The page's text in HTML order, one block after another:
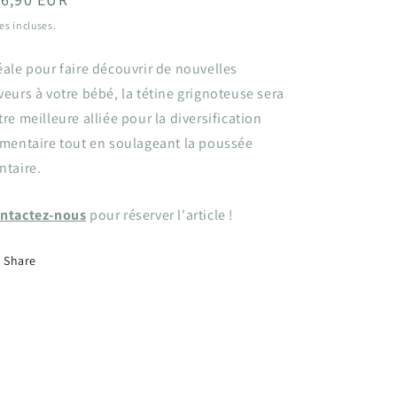
incluses.
pour faire découvrir de nouvelles
à votre bébé, la tétine grignoteuse sera
meilleure alliée pour la diversification
tout en soulageant la poussée
nous pour réserver l'article !
Share